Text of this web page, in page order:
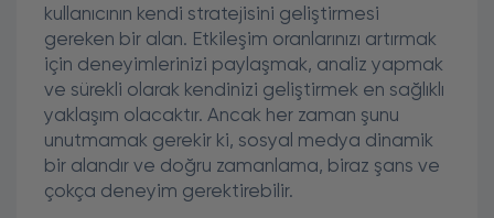
kullanıcının kendi stratejisini geliştirmesi
gereken bir alan. Etkileşim oranlarınızı artırmak
için deneyimlerinizi paylaşmak, analiz yapmak
ve sürekli olarak kendinizi geliştirmek en sağlıklı
yaklaşım olacaktır. Ancak her zaman şunu
unutmamak gerekir ki, sosyal medya dinamik
bir alandır ve doğru zamanlama, biraz şans ve
çokça deneyim gerektirebilir.